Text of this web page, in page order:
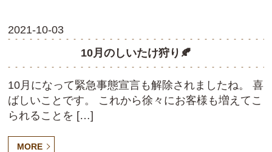
2021-10-03
10月のしいたけ狩り🍂
10月になって緊急事態宣言も解除されましたね。 喜
ばしいことです。 これから徐々にお客様も増えてこ
られることを […]
MORE